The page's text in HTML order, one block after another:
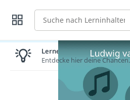
Suche
Lernen lohnt sich!
Entdecke hier deine Chancen.